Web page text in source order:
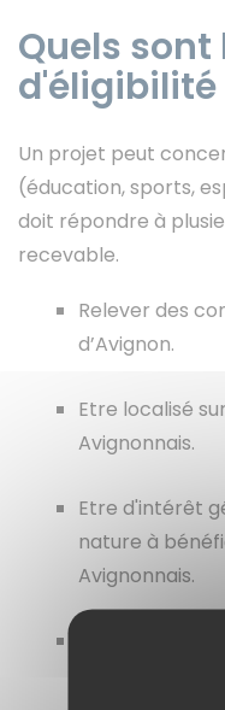
Quels
d'éligibilité
Un projet peut
(éducation, sports,
doit répondre à
recevable.
Relever des
d’Avignon.
Etre localisé
Avignonnais.
Etre d'intérêt
nature à
Avignonnais.
de la Ville